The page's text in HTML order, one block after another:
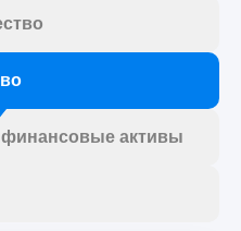
активы